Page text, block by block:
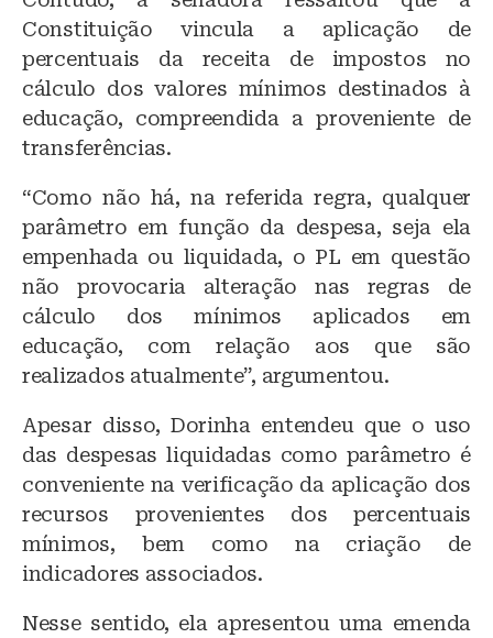
Constituição vincula a aplicação de
percentuais da receita de impostos no
cálculo dos valores mínimos destinados à
educação, compreendida a proveniente de
transferências.
“Como não há, na referida regra, qualquer
parâmetro em função da despesa, seja ela
empenhada ou liquidada, o PL em questão
não provocaria alteração nas regras de
cálculo dos mínimos aplicados em
educação, com relação aos que são
realizados atualmente”, argumentou.
Apesar disso, Dorinha entendeu que o uso
das despesas liquidadas como parâmetro é
conveniente na verificação da aplicação dos
recursos provenientes dos percentuais
mínimos, bem como na criação de
indicadores associados.
Nesse sentido, ela apresentou uma emenda